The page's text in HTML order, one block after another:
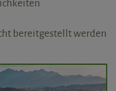
bereitgestellt werden